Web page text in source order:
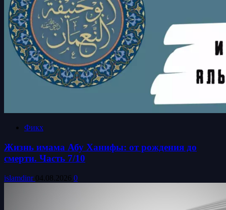
Фикх
Жизнь имама Абу Ханифы: от рождения до
смерти. Часть 7/10
islamdinr 04.08.2026 0